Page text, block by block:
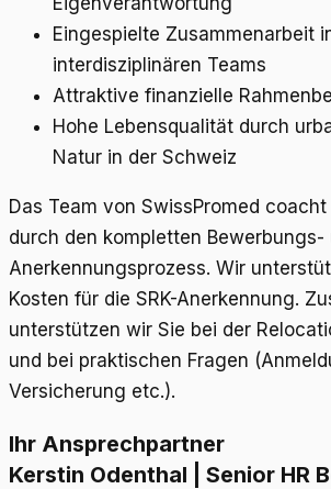
Eingespielte Zusammenarbeit
interdisziplinären Teams
Attraktive finanzielle
Hohe Lebensqualität durch
Natur in der Schweiz
Das Team von SwissPromed
durch den kompletten Bewerbungs-
Anerkennungsprozess. Wir
Kosten für die SRK-Anerkennung.
unterstützen wir Sie bei der
und bei praktischen Fragen
Versicherung etc.).
Ihr Ansprechpartner
Kerstin Odenthal | Senior HR